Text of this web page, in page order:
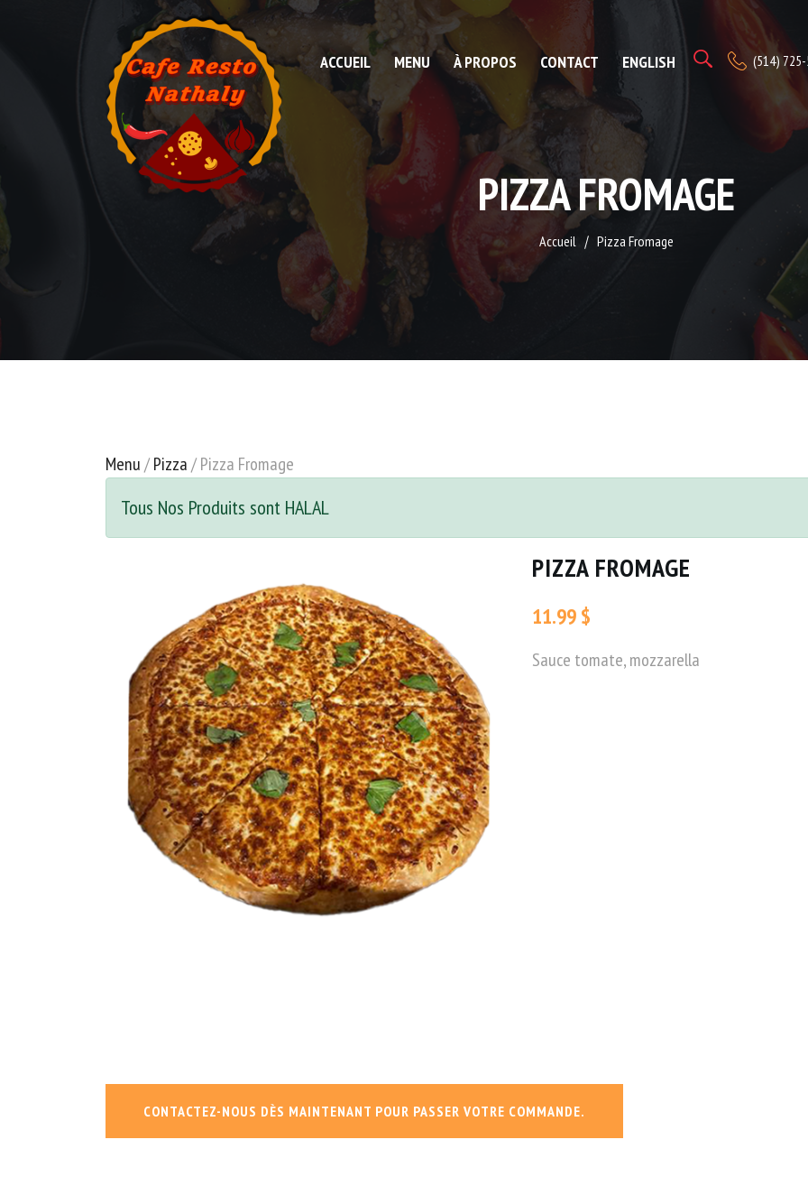
ACCUEIL MENU À PROPOS CONTACT ENGLISH (514)
PIZZA FROMAGE
Accueil Pizza Fromage
Menu/Pizza/ Pizza Fromage
Tous Nos Produits sont HALAL
PIZZA FROMAGE
11.99 $
Sauce tomate, mozzarella
CONTACTEZ-NOUS DÈS MAINTENANT POUR PASSER VOTRE COMMANDE.